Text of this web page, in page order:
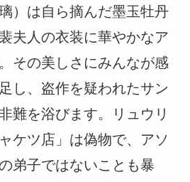
）は自ら摘んだ墨玉牡丹
夫人の衣装に華やかなア
その美しさにみんなが感
し、盗作を疑われたサン
難を浴びます。リュウリ
ケツ店」は偽物で、アソ
弟子ではないことも暴